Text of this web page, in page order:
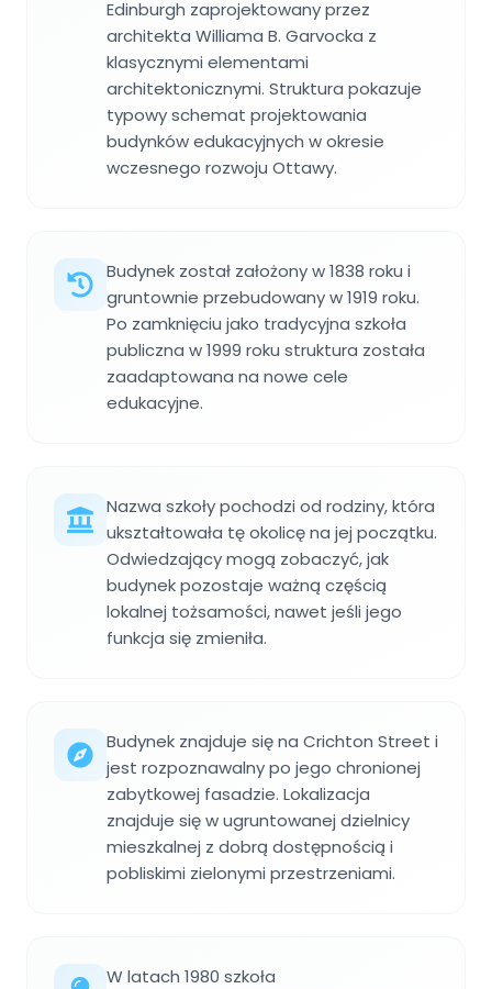
Edinburgh zaprojektowany przez
architekta Williama B. Garvocka z
klasycznymi elementami
architektonicznymi. Struktura pokazuje
typowy schemat projektowania
budynków edukacyjnych w okresie
wczesnego rozwoju Ottawy.
Budynek został założony w 1838 roku i
gruntownie przebudowany w 1919 roku.
Po zamknięciu jako tradycyjna szkoła
publiczna w 1999 roku struktura została
zaadaptowana na nowe cele
edukacyjne.
Nazwa szkoły pochodzi od rodziny, która
ukształtowała tę okolicę na jej początku.
Odwiedzający mogą zobaczyć, jak
budynek pozostaje ważną częścią
lokalnej tożsamości, nawet jeśli jego
funkcja się zmieniła.
Budynek znajduje się na Crichton Street i
jest rozpoznawalny po jego chronionej
zabytkowej fasadzie. Lokalizacja
znajduje się w ugruntowanej dzielnicy
mieszkalnej z dobrą dostępnością i
pobliskimi zielonymi przestrzeniami.
W latach 1980 szkoła